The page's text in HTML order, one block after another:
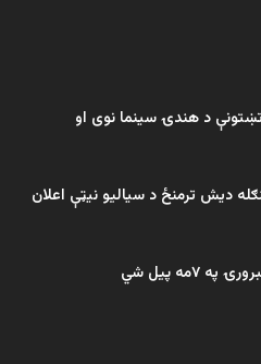
د هندۍ سینما نوی او
دیش ترمنځ د سیالیو نیټې اعلان